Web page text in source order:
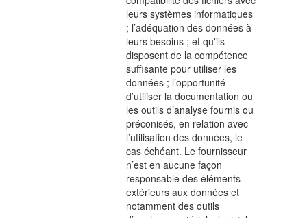
leurs systèmes informatiques
; l’adéquation des données à
leurs besoins ; et qu'ils
disposent de la compétence
suffisante pour utiliser les
données ; l’opportunité
d’utiliser la documentation ou
les outils d’analyse fournis ou
préconisés, en relation avec
l’utilisation des données, le
cas échéant. Le fournisseur
n’est en aucune façon
responsable des éléments
extérieurs aux données et
notamment des outils